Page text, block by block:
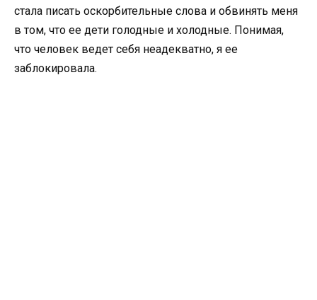
стала писать оскорбительные слова и обвинять меня
в том, что ее дети голодные и холодные. Понимая,
что человек ведет себя неадекватно, я ее
заблокировала.